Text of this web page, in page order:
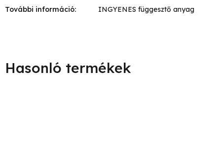
További információ: INGYENES függesztő anyag